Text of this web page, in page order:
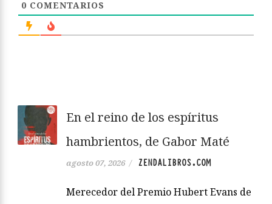
0 COMENTARIOS
En el reino de los espíritus
hambrientos, de Gabor Maté
agosto 07, 2026 / ZENDALIBROS.COM
Merecedor del Premio Hubert Evans de